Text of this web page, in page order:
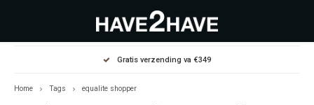
Hoofdmenu / dames
Hoofdmenu / heren
Hoofdmenu / outlet deals
Gratis verzending va €349
Home Tags equalite shopper